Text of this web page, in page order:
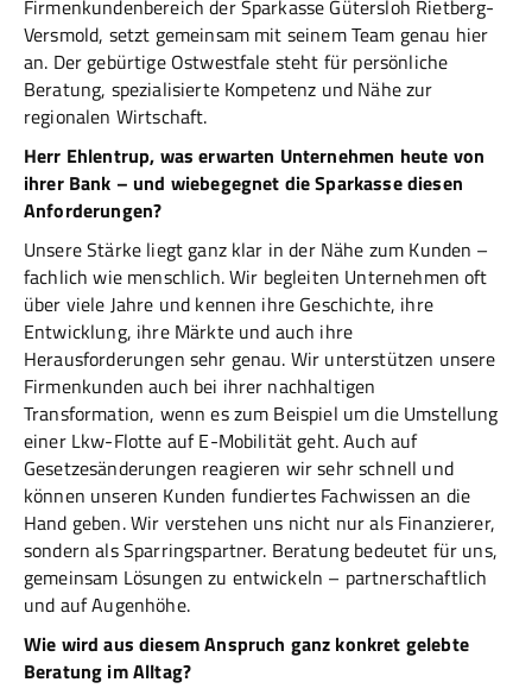
Firmenkundenbereich der Sparkasse Gütersloh Rietberg-
Versmold, setzt gemeinsam mit seinem Team genau hier
an. Der gebürtige Ostwestfale steht für persönliche
Beratung, spezialisierte Kompetenz und Nähe zur
regionalen Wirtschaft.
Herr Ehlentrup, was erwarten Unternehmen heute von
ihrer Bank – und wiebegegnet die Sparkasse diesen
Anforderungen?
Unsere Stärke liegt ganz klar in der Nähe zum Kunden –
fachlich wie menschlich. Wir begleiten Unternehmen oft
über viele Jahre und kennen ihre Geschichte, ihre
Entwicklung, ihre Märkte und auch ihre
Herausforderungen sehr genau. Wir unterstützen unsere
Firmenkunden auch bei ihrer nachhaltigen
Transformation, wenn es zum Beispiel um die Umstellung
einer Lkw-Flotte auf E-Mobilität geht. Auch auf
Gesetzesänderungen reagieren wir sehr schnell und
können unseren Kunden fundiertes Fachwissen an die
Hand geben. Wir verstehen uns nicht nur als Finanzierer,
sondern als Sparringspartner. Beratung bedeutet für uns,
gemeinsam Lösungen zu entwickeln – partnerschaftlich
und auf Augenhöhe.
Wie wird aus diesem Anspruch ganz konkret gelebte
Beratung im Alltag?